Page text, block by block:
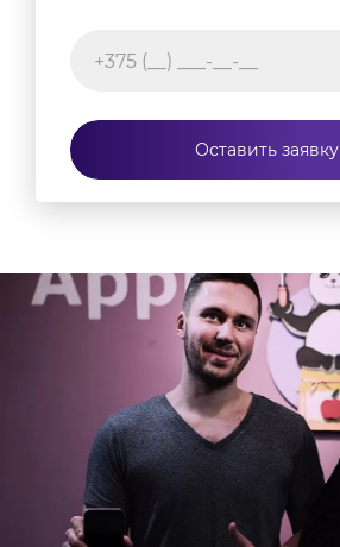
Оставить заявку